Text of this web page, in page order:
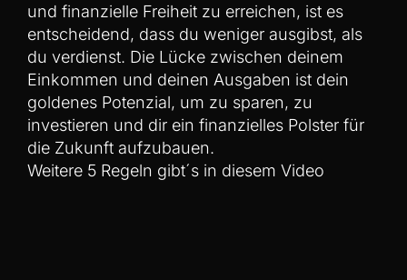
und finanzielle Freiheit zu erreichen, ist es
entscheidend, dass du weniger ausgibst, als
du verdienst. Die Lücke zwischen deinem
Einkommen und deinen Ausgaben ist dein
goldenes Potenzial, um zu sparen, zu
investieren und dir ein finanzielles Polster für
die Zukunft aufzubauen.
Weitere 5 Regeln gibt´s in diesem Video